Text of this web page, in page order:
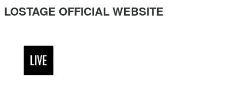
LOSTAGE OFFICIAL WEBSITE